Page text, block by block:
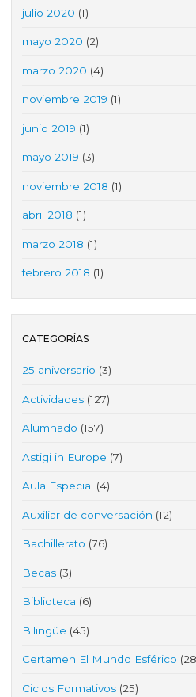
julio 2020 (1)
mayo 2020 (2)
marzo 2020 (4)
noviembre 2019 (1)
junio 2019 (1)
mayo 2019 (3)
noviembre 2018 (1)
abril 2018 (1)
marzo 2018 (1)
febrero 2018 (1)
CATEGORÍAS
25 aniversario (3)
Actividades (127)
Alumnado (157)
Astigi in Europe (7)
Aula Especial (4)
Auxiliar de conversación (12)
Bachillerato (76)
Becas (3)
Biblioteca (6)
Bilingüe (45)
Certamen El Mundo Esférico
Ciclos Formativos (25)